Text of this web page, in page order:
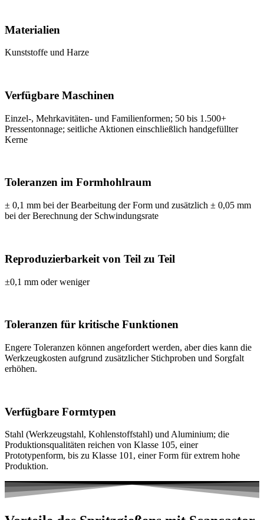
Materialien
Kunststoffe und Harze
Verfügbare Maschinen
Einzel-, Mehrkavitäten- und Familienformen; 50 bis 1.500+
Pressentonnage; seitliche Aktionen einschließlich handgefüllter
Kerne
Toleranzen im Formhohlraum
± 0,1 mm bei der Bearbeitung der Form und zusätzlich ± 0,05 mm
bei der Berechnung der Schwindungsrate
Reproduzierbarkeit von Teil zu Teil
±0,1 mm oder weniger
Toleranzen für kritische Funktionen
Engere Toleranzen können angefordert werden, aber dies kann die
Werkzeugkosten aufgrund zusätzlicher Stichproben und Sorgfalt
erhöhen.
Verfügbare Formtypen
Stahl (Werkzeugstahl, Kohlenstoffstahl) und Aluminium; die
Produktionsqualitäten reichen von Klasse 105, einer
Prototypenform, bis zu Klasse 101, einer Form für extrem hohe
Produktion.